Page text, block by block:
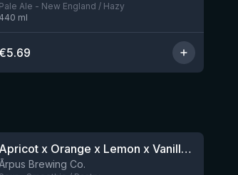
Pale Ale - New England / Hazy
440 ml
5.69
Apricot x Orange x Lemon x Vanilla Smoothie Sour Ale
Brewing Co.